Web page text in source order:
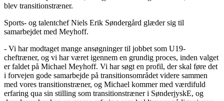
blev transitionstræner.
Sports- og talentchef Niels Erik Søndergård glæder sig til
samarbejdet med Meyhoff.
- Vi har modtaget mange ansøgninger til jobbet som U19-
cheftræner, og vi har været igennem en grundig proces, inden valget
er faldet på Michael Meyhoff. Vi har søgt en profil, der skal føre det
i forvejen gode samarbejde på transitionsområdet videre sammen
med vores transitionstræner, og Michael kommer med værdifuld
erfaring qua sin stilling som transitionstræner i SønderjyskE, og